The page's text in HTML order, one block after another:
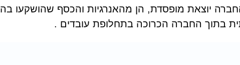
יוצאת מופסדת, הן מהאנרגיות והכסף שהושקעו
בתוך החברה הכרוכה בתחלופת עובדים .